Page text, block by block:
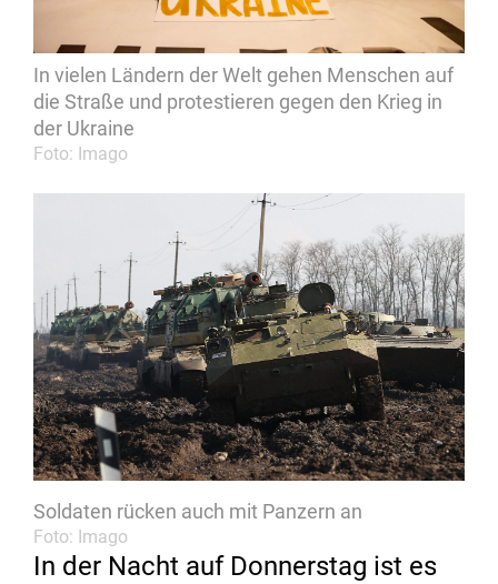
In vielen Ländern der Welt gehen Menschen auf
die Straße und protestieren gegen den Krieg in
der Ukraine
Foto: Imago
Soldaten rücken auch mit Panzern an
Foto: Imago
In der Nacht auf Donnerstag ist es